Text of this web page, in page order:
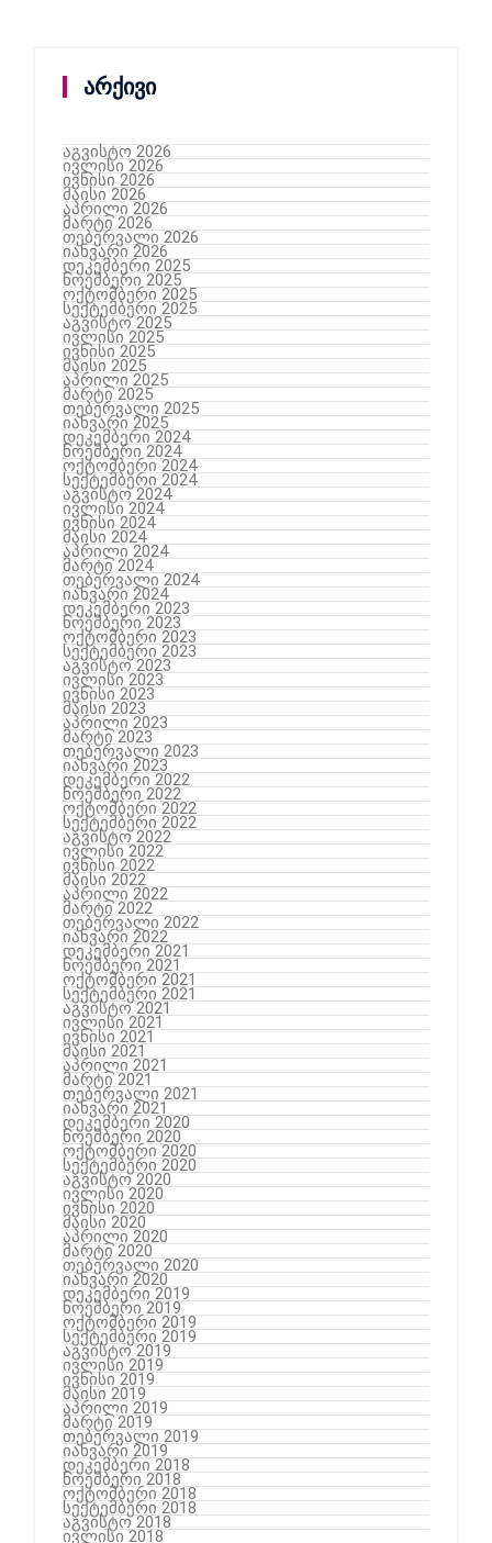
არქივი
აგვისტო 2026
ივლისი 2026
ივნისი 2026
მაისი 2026
აპრილი 2026
მარტი 2026
თებერვალი 2026
იანვარი 2026
დეკემბერი 2025
ნოემბერი 2025
ოქტომბერი 2025
სექტემბერი 2025
აგვისტო 2025
ივლისი 2025
ივნისი 2025
მაისი 2025
აპრილი 2025
მარტი 2025
თებერვალი 2025
იანვარი 2025
დეკემბერი 2024
ნოემბერი 2024
ოქტომბერი 2024
სექტემბერი 2024
აგვისტო 2024
ივლისი 2024
ივნისი 2024
მაისი 2024
აპრილი 2024
მარტი 2024
თებერვალი 2024
იანვარი 2024
დეკემბერი 2023
ნოემბერი 2023
ოქტომბერი 2023
სექტემბერი 2023
აგვისტო 2023
ივლისი 2023
ივნისი 2023
მაისი 2023
აპრილი 2023
მარტი 2023
თებერვალი 2023
იანვარი 2023
დეკემბერი 2022
ნოემბერი 2022
ოქტომბერი 2022
სექტემბერი 2022
აგვისტო 2022
ივლისი 2022
ივნისი 2022
მაისი 2022
აპრილი 2022
მარტი 2022
თებერვალი 2022
იანვარი 2022
დეკემბერი 2021
ნოემბერი 2021
ოქტომბერი 2021
სექტემბერი 2021
აგვისტო 2021
ივლისი 2021
ივნისი 2021
მაისი 2021
აპრილი 2021
მარტი 2021
თებერვალი 2021
იანვარი 2021
დეკემბერი 2020
ნოემბერი 2020
ოქტომბერი 2020
სექტემბერი 2020
აგვისტო 2020
ივლისი 2020
ივნისი 2020
მაისი 2020
აპრილი 2020
მარტი 2020
თებერვალი 2020
იანვარი 2020
დეკემბერი 2019
ნოემბერი 2019
ოქტომბერი 2019
სექტემბერი 2019
აგვისტო 2019
ივლისი 2019
ივნისი 2019
მაისი 2019
აპრილი 2019
მარტი 2019
თებერვალი 2019
იანვარი 2019
დეკემბერი 2018
ნოემბერი 2018
ოქტომბერი 2018
სექტემბერი 2018
აგვისტო 2018
ივლისი 2018